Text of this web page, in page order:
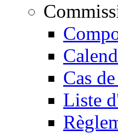
Cas
Liste